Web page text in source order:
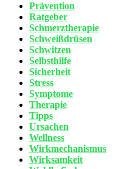
Prävention
Ratgeber
Schmerztherapie
Schweißdrüsen
Schwitzen
Selbsthilfe
Sicherheit
Stress
Symptome
Therapie
Tipps
Ursachen
Wellness
Wirkmechanismus
Wirksamkeit